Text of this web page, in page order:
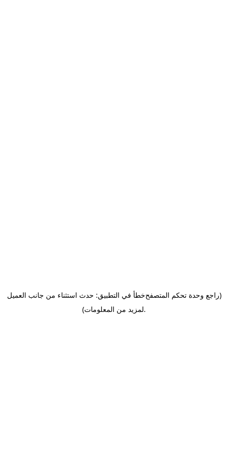
خطأ في التطبيق: حدث استثناء من جانب العميل(راجع وحدة تحكم المتصفح
لمزيد من المعلومات).